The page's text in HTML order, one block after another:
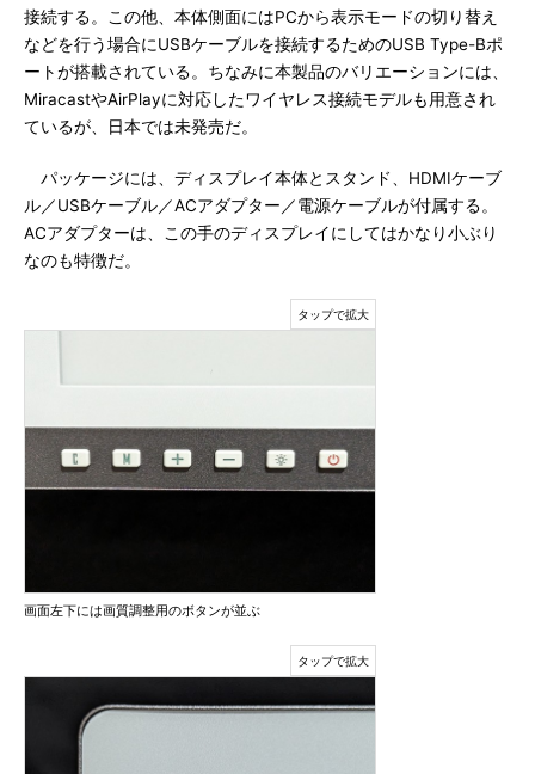
接続する。この他、本体側面にはPCから表示モードの切り替え
などを行う場合にUSBケーブルを接続するためのUSB Type-Bポ
ートが搭載されている。ちなみに本製品のバリエーションには、
MiracastやAirPlayに対応したワイヤレス接続モデルも用意され
ているが、日本では未発売だ。
パッケージには、ディスプレイ本体とスタンド、HDMIケーブ
ル／USBケーブル／ACアダプター／電源ケーブルが付属する。
ACアダプターは、この手のディスプレイにしてはかなり小ぶり
なのも特徴だ。
画面左下には画質調整用のボタンが並ぶ